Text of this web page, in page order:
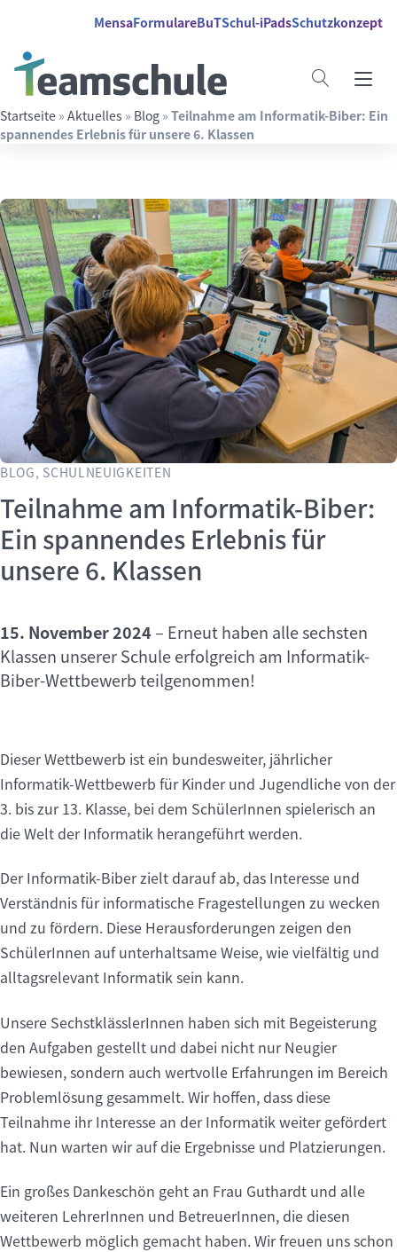
MensaFormulareBuTSchul-iPadsSchutzkonzept
Startseite » Aktuelles » Blog » Teilnahme am Informatik-Biber: Ein
spannendes Erlebnis für unsere 6. Klassen
Teilnahme am Informatik-Biber:
Ein spannendes Erlebnis für
unsere 6. Klassen
BLOG, SCHULNEUIGKEITEN
15. November 2024– Erneut haben alle sechsten
Klassen unserer Schule erfolgreich am Informatik-
Biber-Wettbewerb teilgenommen!
Dieser Wettbewerb ist ein bundesweiter, jährlicher
Informatik-Wettbewerb für Kinder und Jugendliche von der
3. bis zur 13. Klasse, bei dem SchülerInnen spielerisch an
die Welt der Informatik herangeführt werden.
Der Informatik-Biber zielt darauf ab, das Interesse und
Verständnis für informatische Fragestellungen zu wecken
und zu fördern. Diese Herausforderungen zeigen den
SchülerInnen auf unterhaltsame Weise, wie vielfältig und
alltagsrelevant Informatik sein kann.
Unsere SechstklässlerInnen haben sich mit Begeisterung
den Aufgaben gestellt und dabei nicht nur Neugier
bewiesen, sondern auch wertvolle Erfahrungen im Bereich
Problemlösung gesammelt. Wir hoffen, dass diese
Teilnahme ihr Interesse an der Informatik weiter gefördert
hat. Nun warten wir auf die Ergebnisse und Platzierungen.
Ein großes Dankeschön geht an Frau Guthardt und alle
weiteren LehrerInnen und BetreuerInnen, die diesen
Wettbewerb möglich gemacht haben. Wir freuen uns schon